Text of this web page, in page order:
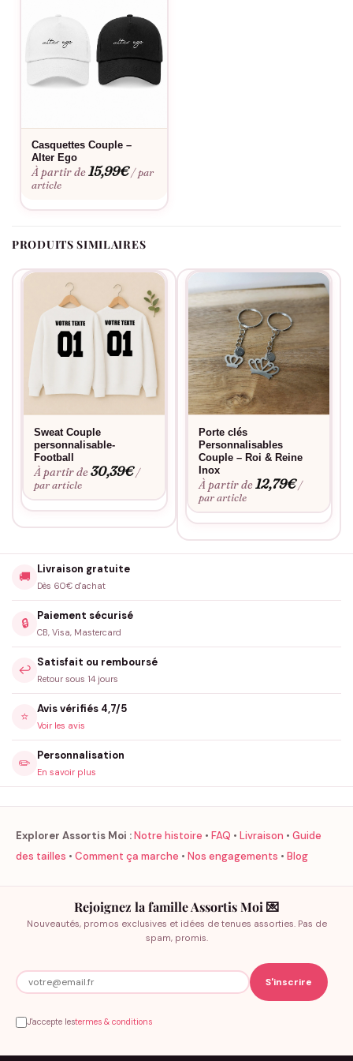
rester connectés par leurs choix vestimentaires, même en
moments de pure détente.
Fabriqué à la commande, floqué en France.
Casquettes Couple –
Alter Ego
À partir de15,99€ / par
article
PRODUITS SIMILAIRES
Sweat Couple
personnalisable-
Football
À partir de30,39€ /
par article
Porte clés
Personnalisables
Couple – Roi & Reine
Inox
À partir de12,79€ /
par article
🚚
Livraison gratuite
Dès 60€ d'achat
🔒
Paiement sécurisé
CB, Visa, Mastercard
↩️
Satisfait ou remboursé
Retour sous 14 jours
⭐
Avis vérifiés 4,7/5
Voir les avis
✏️
Personnalisation
En savoir plus
Explorer Assortis Moi :Notre histoire • FAQ • Livraison • Guide
des tailles • Comment ça marche • Nos engagements • Blog
Rejoignez la famille Assortis Moi 💌
Nouveautés, promos exclusives et idées de tenues assorties. Pas de
spam, promis.
J'accepte lestermes & conditions